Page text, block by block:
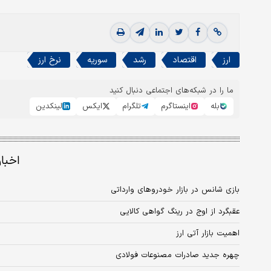
ارز اقتصاد رشد سوریه نرخ ارز
ما را در شبکه‌های اجتماعی دنبال کنید
بله
اینستاگرم تلگرام ایکس لینکدین
بازی شانس در بازار خودروهای وارداتی
عقبگرد از اوج در رینگ گواهی‏‏‌ کالایی
اهمیت بازار آتی ارز
چهره جدید صادرات مصنوعات فولادی